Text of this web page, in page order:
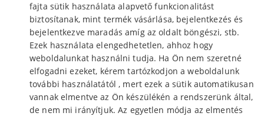
fajta sütik használata alapvető funkcionalitást
biztosítanak, mint termék vásárlása, bejelentkezés és
bejelentkezve maradás amíg az oldalt böngészi, stb.
Ezek használata elengedhetetlen, ahhoz hogy
weboldalunkat használni tudja. Ha Ön nem szeretné
elfogadni ezeket, kérem tartózkodjon a weboldalunk
további használatától , mert ezek a sütik automatikusan
vannak elmentve az Ön készülékén a rendszerünk által,
de nem mi irányítjuk. Az egyetlen módja az elmentés